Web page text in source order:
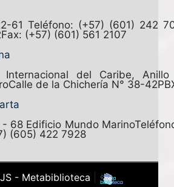
61Teléfono: (+57) (601) 242
Fax: (+57) (601) 561 2107
Internacional del Caribe,
Calle de la Chichería N° 38-42
- 68 Edificio Mundo Marino
(605) 422 7928
- Metabiblioteca